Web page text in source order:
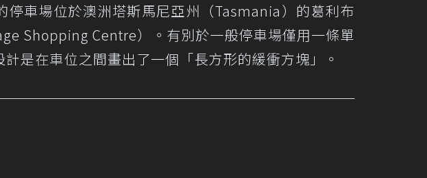
停車場位於澳洲塔斯馬尼亞州（Tasmania）的葛利布
Shopping Centre）。有別於一般停車場僅用一條單
是在車位之間畫出了一個「長方形的緩衝方塊」。